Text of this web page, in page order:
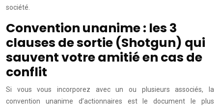
société.
Convention unanime : les 3
clauses de sortie (Shotgun) qui
sauvent votre amitié en cas de
conflit
Si vous vous incorporez avec un ou plusieurs associés, la
convention unanime d’actionnaires est le document le plus